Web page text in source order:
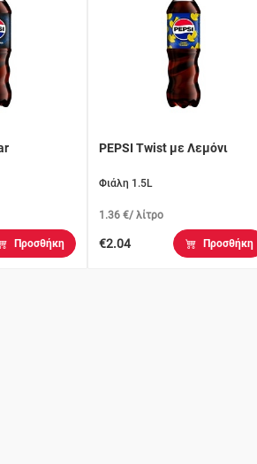
Προσθήκη
PEPSI Twist με Λεμόνι
Φιάλη 1.5L
1.36 €/ λίτρο
€2.04 Προσθήκη